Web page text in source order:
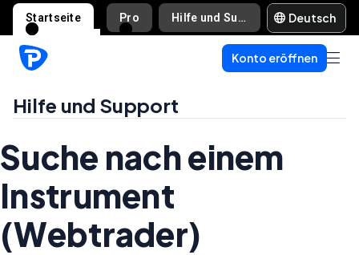
Startseite Pro Hilfe und Support Deutsch
Konto eröffnen
Hilfe und Support
Suche nach einem
Instrument
(Webtrader)